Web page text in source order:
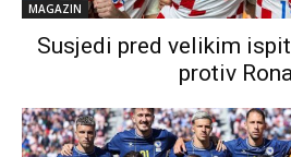
MAGAZIN
Susjedi pred velikim
protiv